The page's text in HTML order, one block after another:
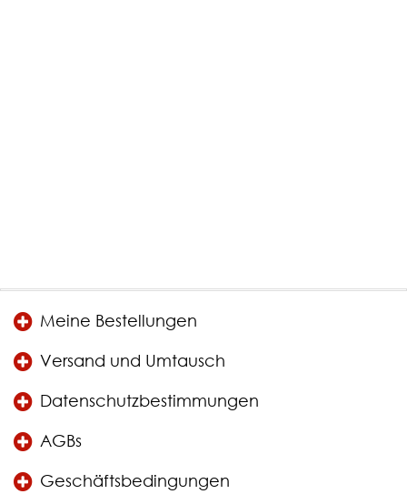
Meine Bestellungen
Versand und Umtausch
Datenschutzbestimmungen
AGBs
Geschäftsbedingungen